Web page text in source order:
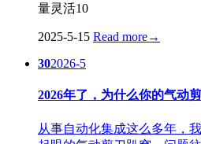
量灵活10
2025-5-15 Read more→
302026-5
2026年了，为什么你的气动
从事自动化集成这么多年，